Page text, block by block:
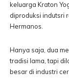
keluarga Kraton
diproduksi indutsri
Hermanos.
Hanya saja, dua
tradisi lama, tapi
besar di industri